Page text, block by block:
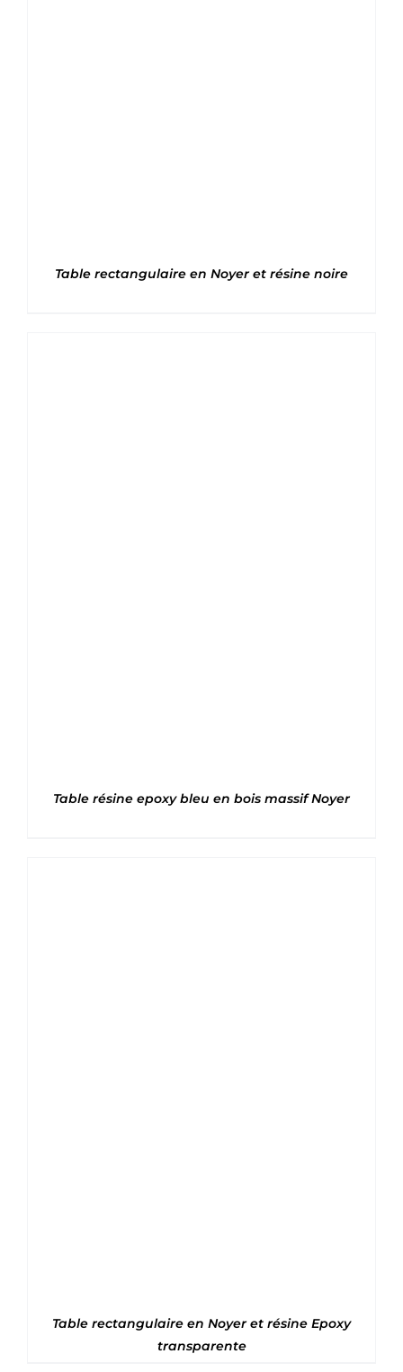
Table rectangulaire en Noyer et résine noire
Table résine epoxy bleu en bois massif Noyer
Table rectangulaire en Noyer et résine Epoxy
transparente